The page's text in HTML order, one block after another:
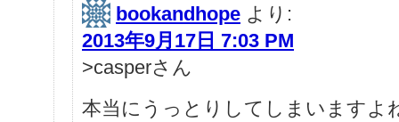
bookandhope より:
2013年9月17日 7:03 PM
>casperさん
本当にうっとりしてしまいますよ